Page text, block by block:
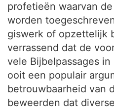
profetieën waarvan
worden
giswerk of opzettelijk
verrassend dat de
vele Bijbelpassages
ooit een populair
betrouwbaarheid van
beweerden dat